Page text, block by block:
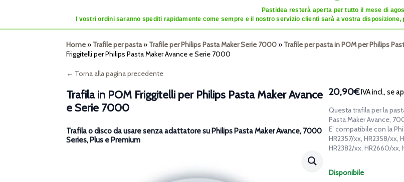
Pastidea resterà aperta per tutto il mese di
I vostri ordini saranno spediti rapidamente come sempre e il nostro servizio clienti sarà a vostra
Home» Trafile per pasta» Trafile per Philips Pasta Maker Serie 7000» Trafile per pasta in POM per Philips
Friggitelli per Philips Pasta Maker Avance e Serie 7000
← Torna alla pagina precedente
Trafila in POM Friggitelli per Philips Pasta Maker Avance
e Serie 7000
Trafila o disco da usare senza adattatore su Philips Pasta Maker Avance, 7000
Series, Plus e Premium
20,90€IVA incl., se
Questa trafila per la
Pasta Maker Avance,
E’ compatibile con la
HR2357/xx, HR2358/xx,
HR2382/xx, HR2660/xx,
Disponibile